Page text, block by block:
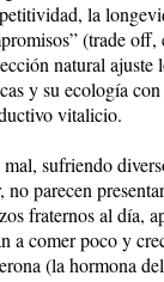
la
(trade off,
natural ajuste
y su ecología
vitalicio.
sufriendo
parecen
fraternos al día,
a comer poco y
(la hormona